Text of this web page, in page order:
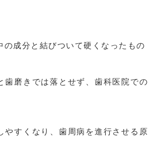
の成分と結びついて硬くなったもの
歯磨きでは落とせず、歯科医院での
やすくなり、歯周病を進行させる原